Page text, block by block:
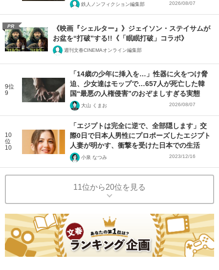
鉄人ノンフィクション編集部 2026/08/07
PR
《映画『シェルター』》ジェイソン・ステイサムが
お盆を“打破”する!!《「眠眠打破」コラボ》
週刊文春CINEMAオンライン編集部
9位
9
「14歳の少年に挿入を…」性器に火をつけ脅
迫、少女達はモップで…657人が死亡した韓
国“最悪の人権侵害”のおぞましすぎる実態
大山 くまお 2026/08/07
10
位
10
「エジプトは完全に逆で、全部隠します」交
際0日で日本人男性にプロポーズしたエジプト
人妻が明かす、衝撃を受けた日本での生活
小泉 なつみ 2023/12/16
11位から20位を見る